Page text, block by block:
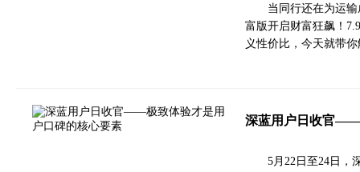
当同行还在为运
富版开启财富狂飙！
义性价比，今天就带
深蓝用户日收官——
5月22日至24日，